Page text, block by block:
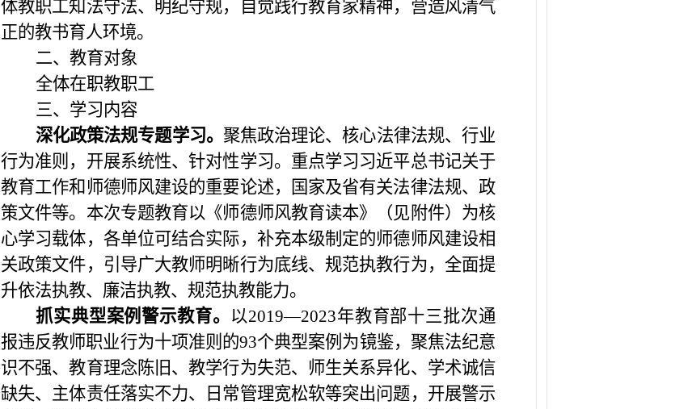
体教职工知法守法、明纪守规，自觉践行教育家精神，营造风清气
正的教书育人环境。
二、教育对象
全体在职教职工
三、学习内容
深化政策法规专题学习。 聚焦政治理论、核心法律法规、行业
行为准则，开展系统性、针对性学习。重点学习习近平总书记关于
教育工作和师德师风建设的重要论述，国家及省有关法律法规、政
策文件等。本次专题教育以《师德师风教育读本》
（ 见附件） 为核
心学习载体，各单位可结合实际，补充本级制定的师德师风建设相
关政策文件，引导广大教师明晰行为底线、规范执教行为，全面提
升依法执教、廉洁执教、规范执教能力。
抓实典型案例警示教育。 以2019—2023年教育部十三批次通
报违反教师职业行为十项准则的93个典型案例为镜鉴，聚焦法纪意
识不强、教育理念陈旧、教学行为失范、师生关系异化、学术诚信
缺失、主体责任落实不力、日常管理宽松软等突出问题，开展警示